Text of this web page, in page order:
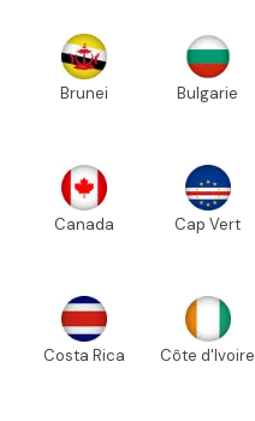
Brunei Bulgarie
Canada Cap Vert
Costa Rica Côte d'Ivoire